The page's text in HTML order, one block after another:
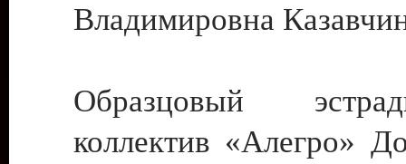
Владимировна
Образцовый
коллектив «Алегро»